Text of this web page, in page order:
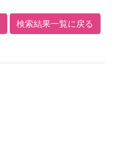
検索結果一覧に戻る